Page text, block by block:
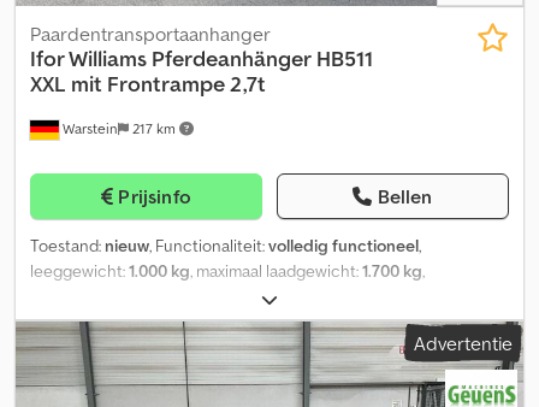
Warstein 217 km
Paardentransportaanhanger
Ifor Williams Pferdeanhänger HB511
XXL mit Frontrampe 2,7t
Prijsinfo Bellen
Toestand: nieuw, Functionaliteit:volledig functioneel,
leeggewicht:1.000 kg, maximaal laadgewicht:1.700 kg,
, asconfiguratie:
lengte:3.520 mm, laadruimtebreedte:1.790 mm,
laadruimtehoogte:2.260 mm, ophanging:paraboolblad (veer),
bandenmaten:165R13C, aanhangerrem:aanhanger geremd,
Bouwjaar:
, Ifor Williams Paardentrailer - HB511 ► Kleur: Zwart
Advertentie